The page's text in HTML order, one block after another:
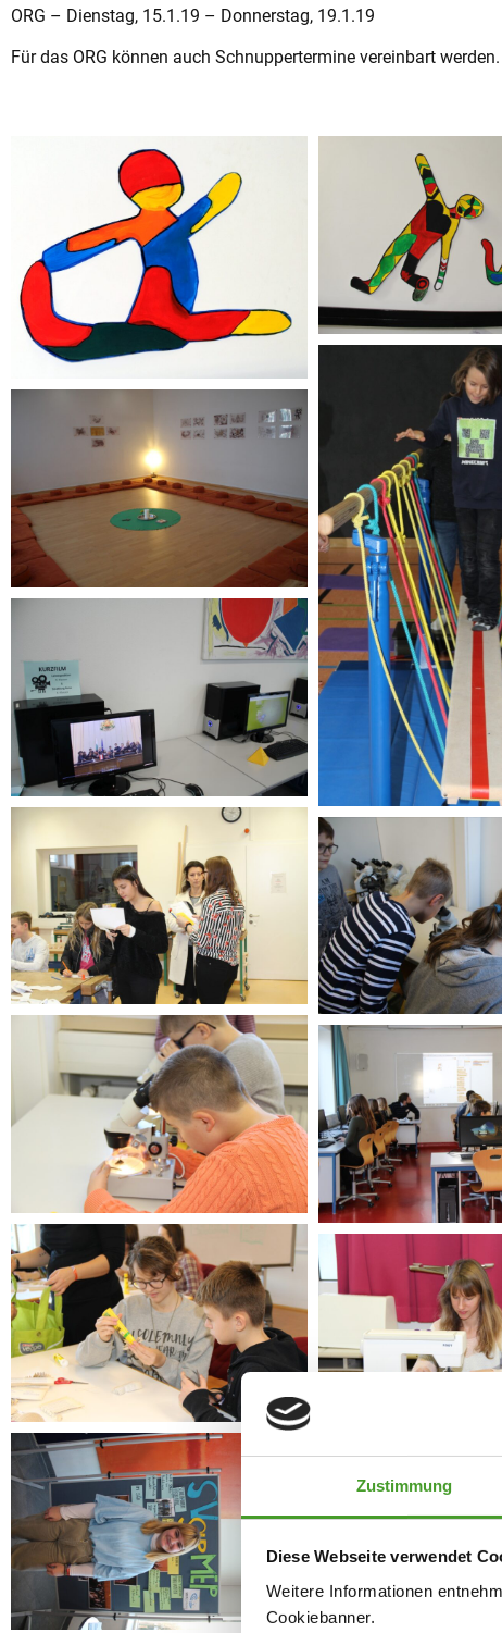
Zustimmung
Diese Webseite verwendet
Weitere Informationen
Cookiebanner.
ORG – Dienstag, 15.1.19 – Donnerstag, 19.1.19
Für das ORG können auch Schnuppertermine vereinbart